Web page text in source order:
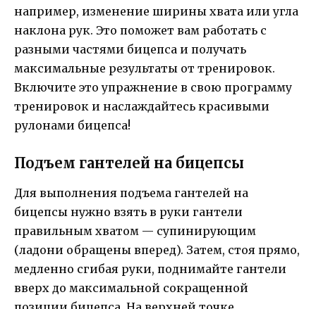
например, изменение ширины хвата или угла
наклона рук. Это поможет вам работать с
разными частями бицепса и получать
максимальные результаты от тренировок.
Включите это упражнение в свою программу
тренировок и наслаждайтесь красивыми
рулонами бицепса!
Подъем гантелей на бицепсы
Для выполнения подъема гантелей на
бицепсы нужно взять в руки гантели
правильным хватом — супинирующим
(ладони обращены вперед). Затем, стоя прямо,
медленно сгибая руки, поднимайте гантели
вверх до максимальной сокращенной